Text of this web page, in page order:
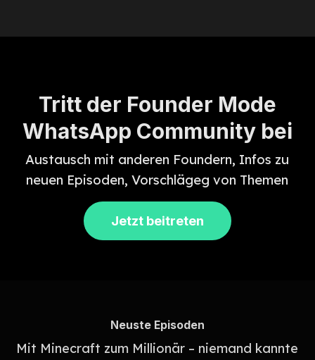
Tritt der Founder Mode
WhatsApp Community bei
Austausch mit anderen Foundern, Infos zu
neuen Episoden, Vorschlägeg von Themen
Jetzt beitreten
Neuste Episoden
Mit Minecraft zum Millionär – niemand kannte